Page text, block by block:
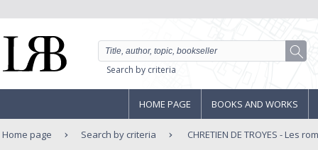
Search by criteria
HOME PAGE BOOKS AND WORKS
Home page Search by criteria CHRETIEN DE TROYES - Les